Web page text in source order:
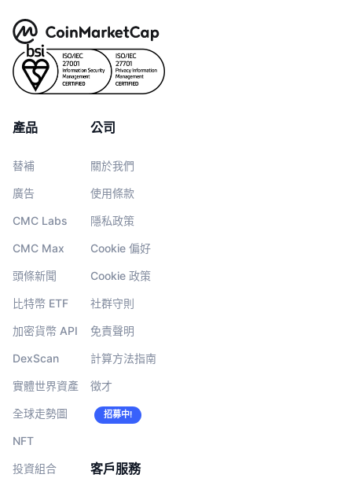
產品
替補
廣告
CMC Labs
CMC Max
頭條新聞
比特幣 ETF
加密貨幣 API
DexScan
實體世界資產
全球走勢圖
NFT
投資組合
公司
關於我們
使用條款
隱私政策
Cookie 偏好
Cookie 政策
社群守則
免責聲明
計算方法指南
徵才
招募中!
客戶服務